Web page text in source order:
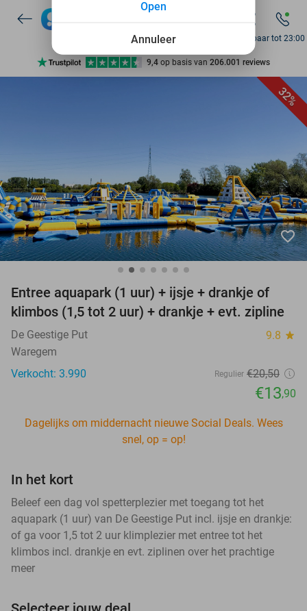
7 dagen per week beschikbaar
10+ miljoen leden
9,4 op basis van 206.001 reviews
Bereikbaar tot 23:00
32%
favorite_border
Entree aquapark (1 uur) + ijsje + drankje of
klimbos (1,5 tot 2 uur) + drankje + evt. zipline
De Geestige Put 9.8 star
Waregem
Verkocht: 3.990
Regulier €20,50
€13,90
Dagelijks om middernacht nieuwe Social Deals. Wees
snel, op = op!
In het kort
Beleef een dag vol spetterplezier met toegang tot het
aquapark (1 uur) van De Geestige Put incl. ijsje en drankje:
of ga voor 1,5 tot 2 uur klimplezier met entree tot het
klimbos incl. drankje en evt. ziplinen over het prachtige
meer
Annuleer
Open